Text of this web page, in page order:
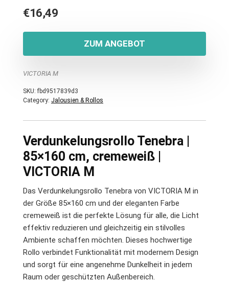
€16,49
ZUM ANGEBOT
VICTORIA M
SKU:fbd9517839d3
Category: Jalousien & Rollos
Verdunkelungsrollo Tenebra |
85×160 cm, cremeweiß |
VICTORIA M
Das Verdunkelungsrollo Tenebra von VICTORIA M in
der Größe 85×160 cm und der eleganten Farbe
cremeweiß ist die perfekte Lösung für alle, die Licht
effektiv reduzieren und gleichzeitig ein stilvolles
Ambiente schaffen möchten. Dieses hochwertige
Rollo verbindet Funktionalität mit modernem Design
und sorgt für eine angenehme Dunkelheit in jedem
Raum oder geschützten Außenbereich.